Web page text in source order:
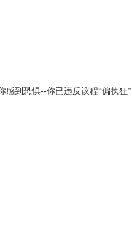
感到恐惧--你已违反议程“偏执狂”